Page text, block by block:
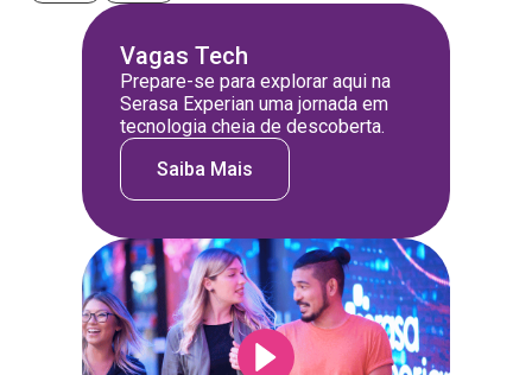
Vagas Tech
Prepare-se para explorar aqui na
Serasa Experian uma jornada em
tecnologia cheia de descoberta.
Saiba Mais